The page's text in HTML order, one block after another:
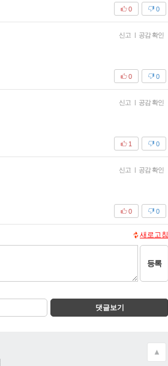
0
0
신고 | 공감 확인
0
0
신고 | 공감 확인
0
1
신고 | 공감 확인
0
0
새로고침
등록
댓글보기
▲